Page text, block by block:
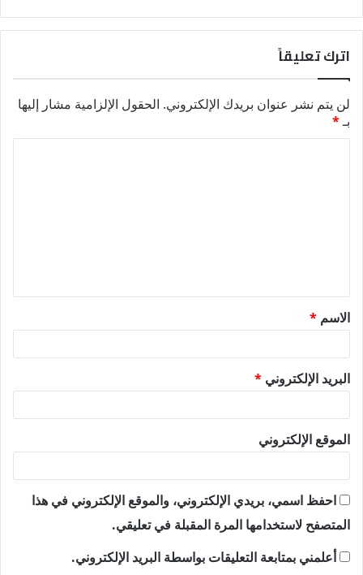
اترك تعليقاً
لن يتم نشر عنوان بريدك الإلكتروني. الحقول الإلزامية مشار إليها
بـ*
ق
*
الاسم *
البريد الإلكتروني *
الموقع الإلكتروني
احفظ اسمي، بريدي الإلكتروني، والموقع الإلكتروني في هذا
المتصفح لاستخدامها المرة المقبلة في تعليقي.
أعلمني بمتابعة التعليقات بواسطة البريد الإلكتروني.